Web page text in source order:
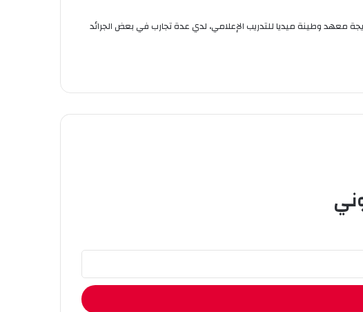
صحفية من قسنطينة متحصلة على ماستر 2 في العلوم السياسية والعلاقات الدولية من جامعة قسنطينة 3. خريجة معهد وطينة ميديا للتدريب الإعلامي، لدي عدة تجارب في بعض الجرائد